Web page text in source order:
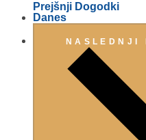
Prejšnji Dogodki
Danes
NASLEDNJI